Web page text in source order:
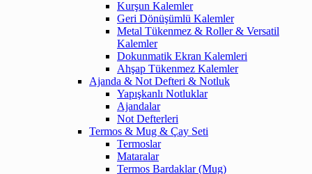
Kurşun Kalemler
Geri Dönüşümlü Kalemler
Metal Tükenmez & Roller & Versatil
Kalemler
Dokunmatik Ekran Kalemleri
Ahşap Tükenmez Kalemler
Ajanda & Not Defteri & Notluk
Yapışkanlı Notluklar
Ajandalar
Not Defterleri
Termos & Mug & Çay Seti
Termoslar
Mataralar
Termos Bardaklar (Mug)